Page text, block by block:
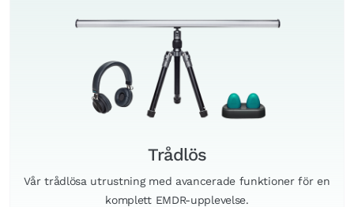
Trådlös
Vår trådlösa utrustning med avancerade funktioner för en
komplett EMDR-upplevelse.